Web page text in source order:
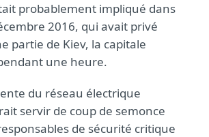
probablement impliqué dans
2016, qui avait privé
partie de Kiev, la capitale
une heure.
du réseau électrique
servir de coup de semonce
de sécurité critique